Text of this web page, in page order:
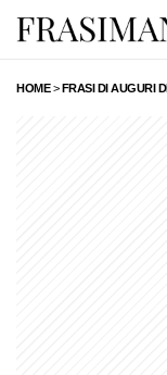
HOME>FRASI DI AUGURI